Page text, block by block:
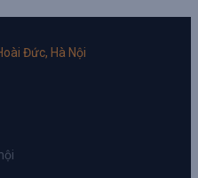
Đức, Hà Nội